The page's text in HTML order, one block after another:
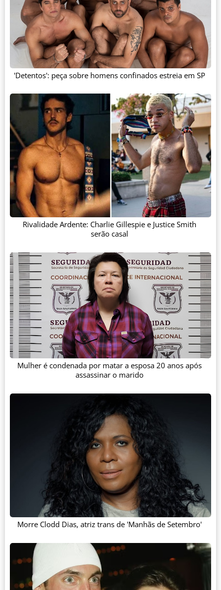
'Detentos': peça sobre homens confinados estreia em SP
Rivalidade Ardente: Charlie Gillespie e Justice Smith
serão casal
Mulher é condenada por matar a esposa 20 anos após
assassinar o marido
Morre Clodd Dias, atriz trans de 'Manhãs de Setembro'